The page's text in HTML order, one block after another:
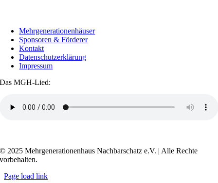
Mehrgenerationenhäuser
Sponsoren & Förderer
Kontakt
Datenschutzerklärung
Impressum
Das MGH-Lied:
© 2025 Mehrgenerationenhaus Nachbarschatz e.V. | Alle Rechte
vorbehalten.
Page load link